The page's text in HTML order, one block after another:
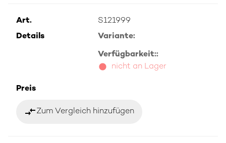
Art.
S121999
Details
Variante:
Verfügbarkeit::
nicht an Lager
Preis
compare_arrowsZum Vergleich hinzufügen